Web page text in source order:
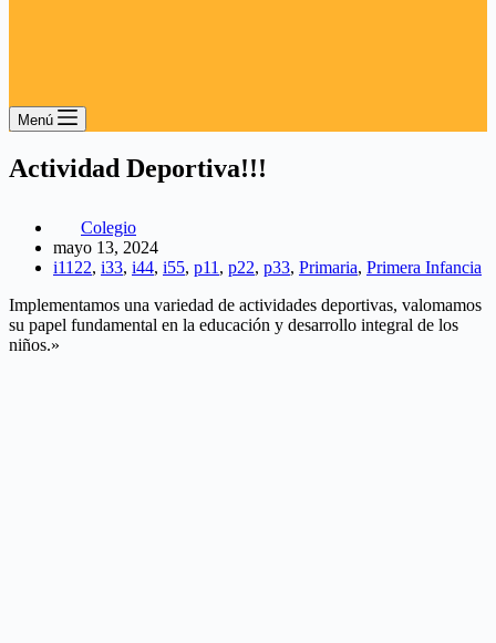
Menú
Actividad Deportiva!!!
Colegio
mayo 13, 2024
i1122, i33, i44, i55, p11 , p22, p33, Primaria, Primera Infancia
Implementamos una variedad de actividades deportivas, valomamos
su papel fundamental en la educación y desarrollo integral de los
niños.»